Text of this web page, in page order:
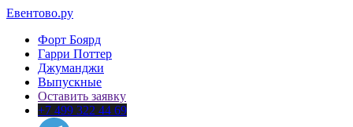
Евентово.ру
Форт Боярд
Гарри Поттер
Джуманджи
Выпускные
Оставить заявку
+7 499 322 44 69